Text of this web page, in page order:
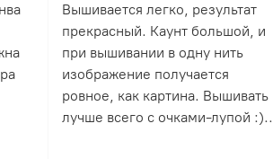
Вышивается легко, результат
прекрасный. Каунт большой, и
при вышивании в одну нить
изображение получается
ровное, как картина. Вышивать
лучше всего с очками-лупой :)..